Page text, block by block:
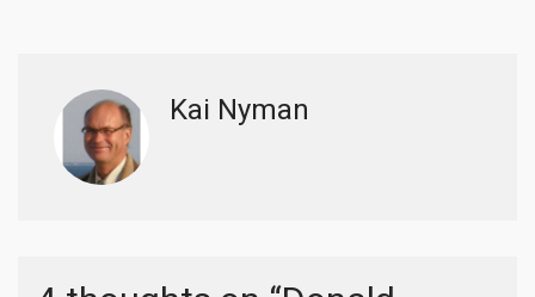
Kai Nyman